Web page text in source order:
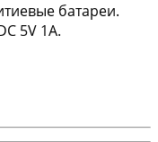
батареи.
5V 1A.